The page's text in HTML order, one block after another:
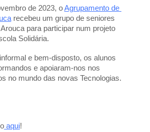
de 2023, o Agrupamento de
recebeu um grupo de seniores
para participar num projeto
Solidária.
e bem-disposto, os alunos
e apoiaram-nos nos
no mundo das novas Tecnologias.
aqui!